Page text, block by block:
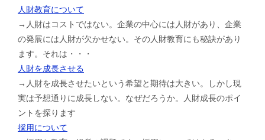
人財教育について
→人財はコストではない。企業の中心には人財があり、企業
の発展には人財が欠かせない。その人財教育にも秘訣があり
ます。それは・・・
人財を成長させる
→人財を成長させたいという希望と期待は大きい。しかし現
実は予想通りに成長しない。なぜだろうか。人財成長のポイ
ントを探ります
採用について